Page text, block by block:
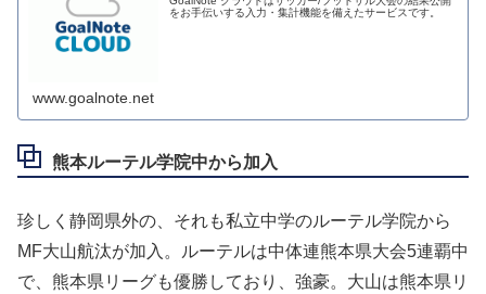
をお手伝いする入力・集計機能を備えたサービスです。
www.goalnote.net
熊本ルーテル学院中から加入
珍しく静岡県外の、それも私立中学のルーテル学院から
MF大山航汰が加入。ルーテルは中体連熊本県大会5連覇中
で、熊本県リーグも優勝しており、強豪。大山は熊本県リ